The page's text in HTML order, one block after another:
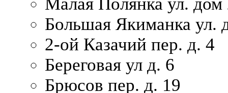
Большая Якиманка ул.
2-ой Казачий пер. д. 4
Береговая ул д. 6
Брюсов пер. д. 19